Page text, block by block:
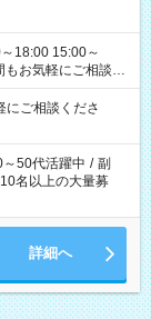
ご相談くださ
～50代活躍中 / 副
10名以上の大量募
詳細へ